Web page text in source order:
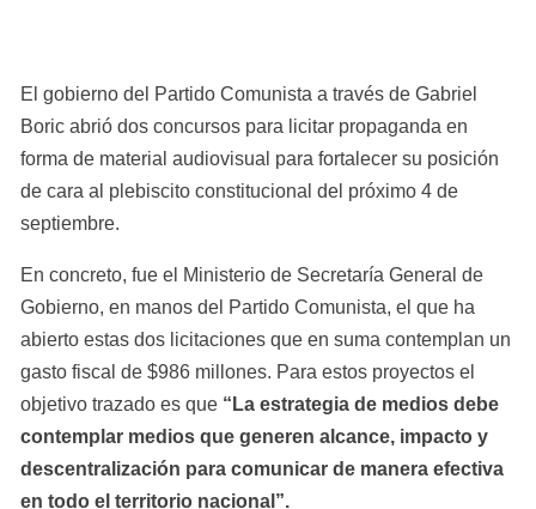
El gobierno del Partido Comunista a través de Gabriel
Boric abrió dos concursos para licitar propaganda en
forma de material audiovisual para fortalecer su posición
de cara al plebiscito constitucional del próximo 4 de
septiembre.
En concreto, fue el Ministerio de Secretaría General de
Gobierno, en manos del Partido Comunista, el que ha
abierto estas dos licitaciones que en suma contemplan un
gasto fiscal de $986 millones. Para estos proyectos el
objetivo trazado es que “La estrategia de medios debe
contemplar medios que generen alcance, impacto y
descentralización para comunicar de manera efectiva
en todo el territorio nacional”.